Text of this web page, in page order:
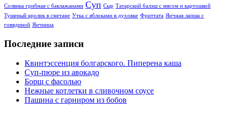
Солянка грибная с баклажанами Суп Сыр Татарский балэш с мясом и картошкой
Тушеный кролик в сметане Утка с яблоками в духовке Фриттата Яичная лапша с
говядиной Яичница
Последние записи
Квинтэссенция болгарского. Пиперена каша
Суп-пюре из авокадо
Борщ с фасолью
Нежные котлетки в сливочном соусе
Пашина с гарниром из бобов